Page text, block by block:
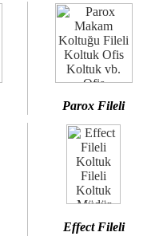
Parox Fileli
Effect Fileli